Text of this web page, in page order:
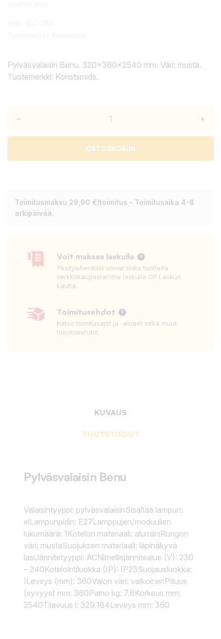
Pylväsvalaisin Benu. 320x360x2540 mm. Väri: musta.
Tuotemerkki: Konstsmide.
– +
OSTOSKORIIN
Toimitusmaksu 29,90 €/toimitus - Toimitusaika 4-8
arkipäivää.
Voit maksaa laskulla
Yksityishenkilöt voivat tilata tuotteita
verkkokaupastamme laskulla OP Laskun
kautta.
Toimitusehdot
Katso toimitusajat ja -alueet sekä muut
toimitusehdot.
KUVAUS
TUOTETIEDOT
Pylväsvalaisin Benu
Valaisintyyppi: pylväsvalaisinSisältää lampun:
eiLampunpidin: E27Lamppujen/moduulien
lukumäärä: 1Kotelon materiaali: alumiiniRungon
väri: mustaSuojuksen materiaali: läpinäkyvä
lasiJännitetyyppi: ACNimellisjännitealue (V): 230
– 240Kotelointiluokka (IP): IP23Suojausluokka:
ILeveys (mm): 360Valon väri: valkoinenPituus
(syvyys) mm: 360Paino kg: 7.8Korkeus mm:
2540Tilavuus l: 329.184Leveys mm: 360